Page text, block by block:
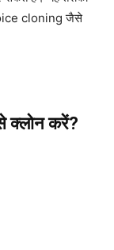
cloning जैसे
क्लोन करें?